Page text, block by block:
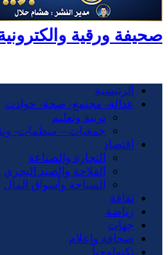
صحيفة ورقية
الرئيسية
عدالة- مجتمع- صحة- حوادت
تربية وتعليم
جمعيات – منظمات-
اقتصاد
التجارة والصناعة
الفلاحة والصيد البحري
السياحة وأسواق المال
ثقافة
رياضة
جهات
صحافة وإعلام
تكنولوجيا